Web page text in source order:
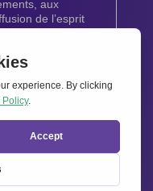
aux
de l’esprit